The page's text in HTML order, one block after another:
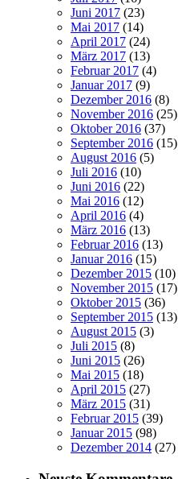
Juni 2017 (23)
Mai 2017 (14)
April 2017 (24)
März 2017 (13)
Februar 2017 (4)
Januar 2017 (9)
Dezember 2016 (8)
November 2016 (25)
Oktober 2016 (37)
September 2016 (15)
August 2016 (5)
Juli 2016 (10)
Juni 2016 (22)
Mai 2016 (12)
April 2016 (4)
März 2016 (13)
Februar 2016 (13)
Januar 2016 (15)
Dezember 2015 (10)
November 2015 (17)
Oktober 2015 (36)
September 2015 (13)
August 2015 (3)
Juli 2015 (8)
Juni 2015 (26)
Mai 2015 (18)
April 2015 (27)
März 2015 (31)
Februar 2015 (39)
Januar 2015 (98)
Dezember 2014 (27)